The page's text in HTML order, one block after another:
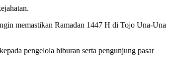
memastikan Ramadan 1447 H di Tojo Una-Una
pengelola hiburan serta pengunjung pasar